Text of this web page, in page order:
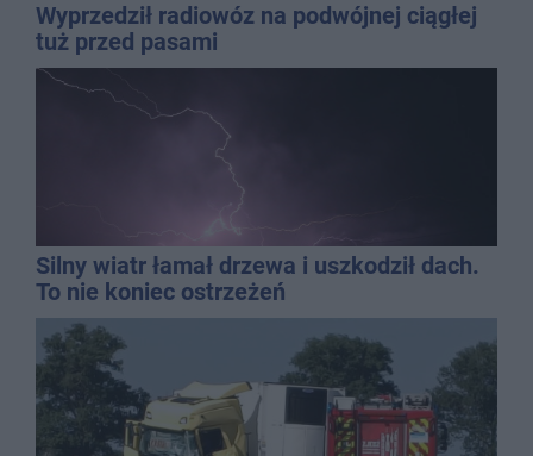
Wyprzedził radiowóz na podwójnej ciągłej
tuż przed pasami
Silny wiatr łamał drzewa i uszkodził dach.
To nie koniec ostrzeżeń